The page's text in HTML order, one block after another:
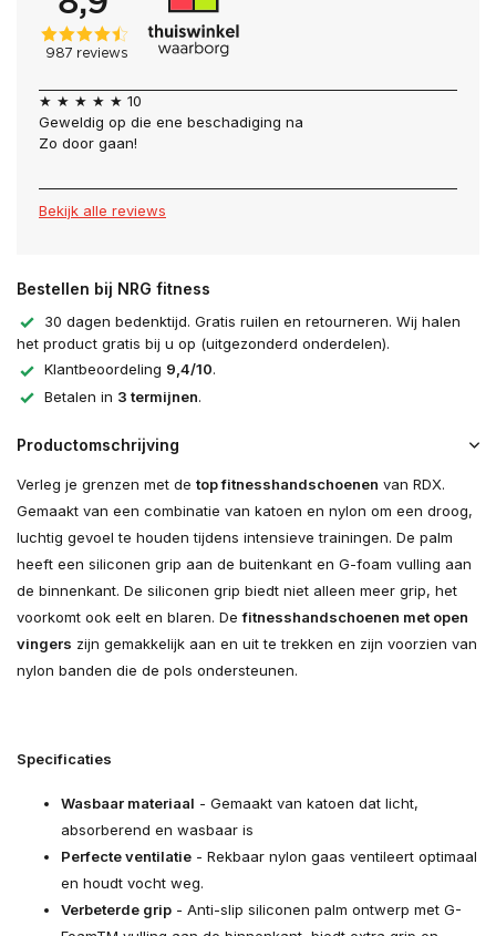
★ ★ ★ ★ ★ 10
Geweldig op die ene beschadiging na
Zo door gaan!
Bekijk alle reviews
Bestellen bij NRG fitness
30 dagen bedenktijd. Gratis ruilen en retourneren. Wij halen
het product gratis bij u op (uitgezonderd onderdelen).
Klantbeoordeling 9,4/10.
Betalen in 3 termijnen.
Productomschrijving
Verleg je grenzen met de top fitnesshandschoenen van RDX.
Gemaakt van een combinatie van katoen en nylon om een droog,
luchtig gevoel te houden tijdens intensieve trainingen. De palm
heeft een siliconen grip aan de buitenkant en G-foam vulling aan
de binnenkant. De siliconen grip biedt niet alleen meer grip, het
voorkomt ook eelt en blaren. Defitnesshandschoenen met open
vingers zijn gemakkelijk aan en uit te trekken en zijn voorzien van
nylon banden die de pols ondersteunen.
Specificaties
Wasbaar materiaal - Gemaakt van katoen dat licht,
absorberend en wasbaar is
Perfecte ventilatie - Rekbaar nylon gaas ventileert optimaal
en houdt vocht weg.
Verbeterde grip - Anti-slip siliconen palm ontwerp met G-